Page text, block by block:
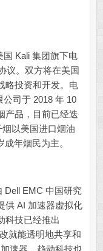
Kali 集团旗下电
议。双方将在美国
略投资和开发。电
司于 2018 年 10
产品，目前已经迭
烟以美国进口烟油
年烟民为主。
EMC 中国研究
供 AI 加速器虚拟化
科技已经推出
就能透明地共享和
速器。趋动科技也